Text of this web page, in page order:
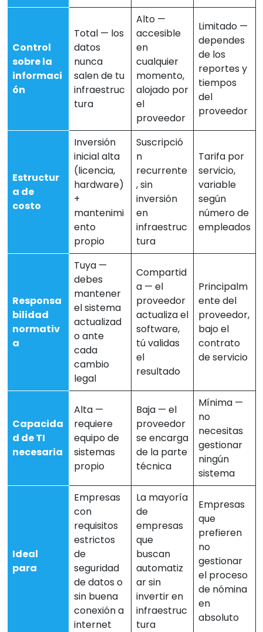
Control
sobre la
informaci
ón
Total — los
datos
nunca
salen de tu
infraestruc
tura
Alto —
accesible
en
cualquier
momento,
alojado por
el
proveedor
Limitado —
dependes
de los
reportes y
tiempos
del
proveedor
Estructur
a de
costo
Inversión
inicial alta
(licencia,
hardware)
+
mantenimi
ento
propio
Suscripció
n
recurrente
, sin
inversión
en
infraestruc
tura
Tarifa por
servicio,
variable
según
número de
empleados
Responsa
bilidad
normativ
a
Tuya —
debes
mantener
el sistema
actualizad
o ante
cada
cambio
legal
Compartid
a — el
proveedor
actualiza el
software,
tú validas
el
resultado
Principalm
ente del
proveedor,
bajo el
contrato
de servicio
Capacida
d de TI
necesaria
Alta —
requiere
equipo de
sistemas
propio
Baja — el
proveedor
se encarga
de la parte
técnica
Mínima —
no
necesitas
gestionar
ningún
sistema
Ideal
para
Empresas
con
requisitos
estrictos
de
seguridad
de datos o
sin buena
conexión a
internet
La mayoría
de
empresas
que
buscan
automatiz
ar sin
invertir en
infraestruc
tura
Empresas
que
prefieren
no
gestionar
el proceso
de nómina
en
absoluto